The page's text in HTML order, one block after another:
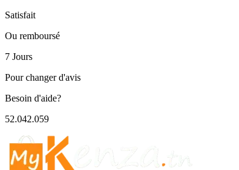
Satisfait
Ou remboursé
7 Jours
Pour changer d'avis
Besoin d'aide?
52.042.059